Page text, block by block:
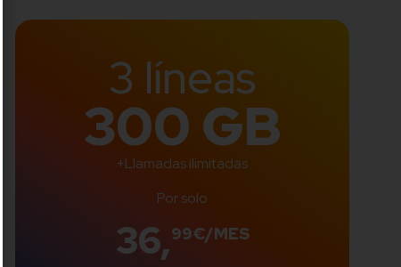
3 líneas
300 GB
+Llamadas ilimitadas
Por solo
36,99€/MES